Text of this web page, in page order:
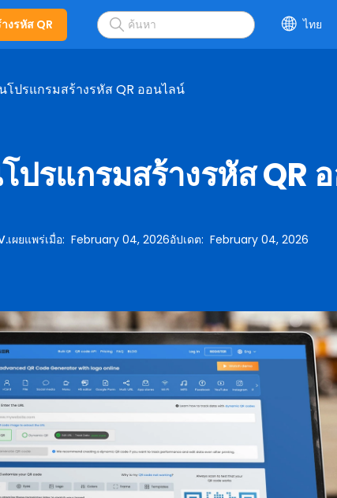
งรหัส QR ไทย
โปรแกรมสร้างรหัส QR ออนไลน์
ปรแกรมสร้างรหัส QR
เผยแพร่เมื่อ: February 04, 2026อัปเดต: February 04, 2026